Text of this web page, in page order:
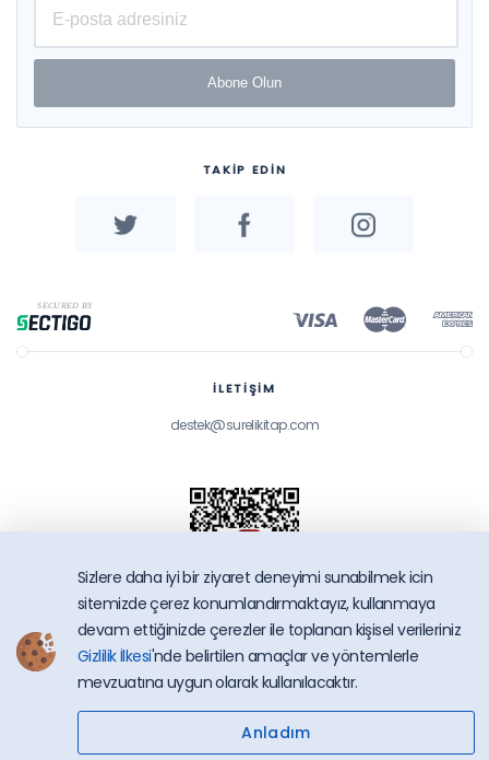
Abone Olun
TAKİP EDİN
İLETİŞİM
destek@surelikitap.com
SüreliKitap.com
Copyright © 2026 - Bütün Hakları Saklıdır.
Sizlere daha iyi bir ziyaret deneyimi sunabilmek icin
sitemizde çerez konumlandırmaktayız, kullanmaya
devam ettiğinizde çerezler ile toplanan kişisel verileriniz
Gizlilik İlkesi'nde belirtilen amaçlar ve yöntemlerle
mevzuatına uygun olarak kullanılacaktır.
Anladım